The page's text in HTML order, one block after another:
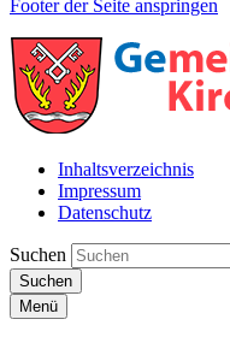
Footer der Seite anspringen
Inhaltsverzeichnis
Impressum
Datenschutz
Suchen
Suchen
Menü